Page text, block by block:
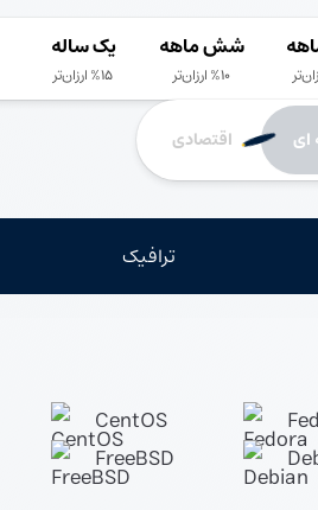
شش ماهه
%10 ارزان‌تر
یک ساله
%15 ارزان‌تر
ای اقتصادی
ترافیک
CentOS
FreeBSD